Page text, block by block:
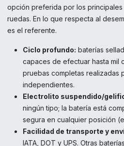
opción preferida por los
ruedas. En lo que respecta al
es el referente.
Ciclo profundo: baterías
capaces de efectuar hasta mil
pruebas completas realizadas
independientes.
Electrolito suspendido/
ningún tipo; la batería está
segura en cualquier posición
Facilidad de transporte y
IATA, DOT y UPS. Otras